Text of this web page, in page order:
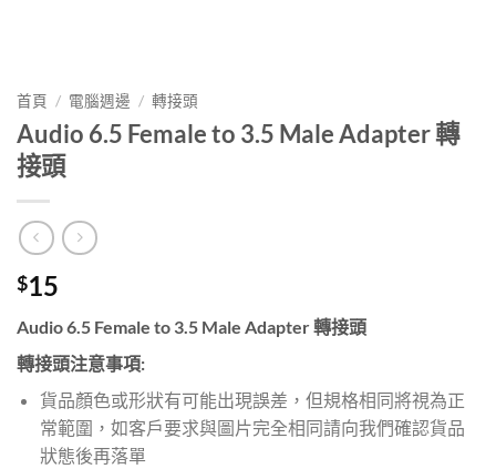
首頁 / 電腦週邊 / 轉接頭
Audio 6.5 Female to 3.5 Male Adapter 轉
接頭
$15
Audio 6.5 Female to 3.5 Male Adapter 轉接頭
轉接頭注意事項:
貨品顏色或形狀有可能出現誤差，但規格相同將視為正
常範圍，如客戶要求與圖片完全相同請向我們確認貨品
狀態後再落單